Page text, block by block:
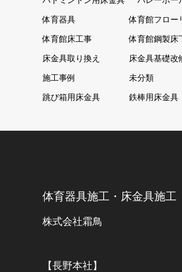
体育器具 体育館フロー
体育館床工事 体育館鋼製床
床金具取り換え 床金具基礎改
施工事例 未分類
跳び箱用床金具 鉄棒用床金具
体育器具施工・床金具施工
株式会社霜鳥
【長野本社】